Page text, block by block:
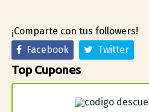
¡Comparte con tus followers!
Facebook
Twitter
Top Cupones